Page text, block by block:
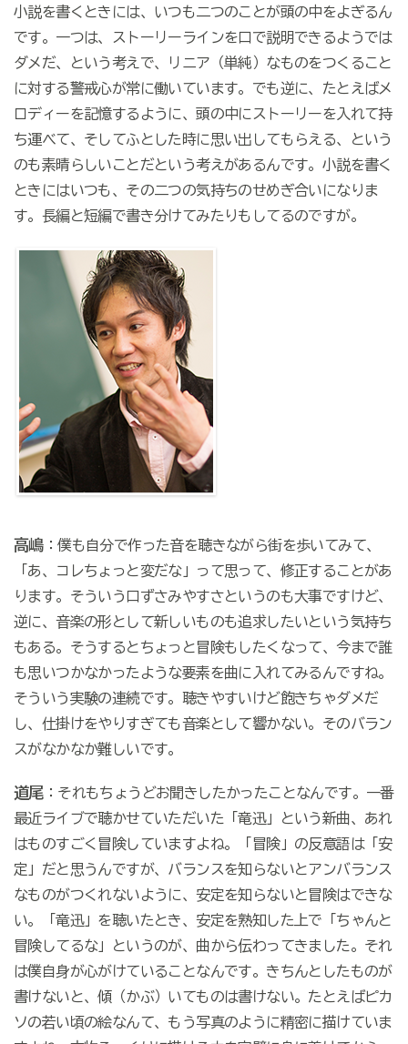
小説を書くときには、いつも二つのことが頭の中をよぎるん
です。一つは、ストーリーラインを口で説明できるようでは
ダメだ、という考えで、リニア（単純）なものをつくること
に対する警戒心が常に働いています。でも逆に、たとえばメ
ロディーを記憶するように、頭の中にストーリーを入れて持
ち運べて、そしてふとした時に思い出してもらえる、という
のも素晴らしいことだという考えがあるんです。小説を書く
ときにはいつも、その二つの気持ちのせめぎ合いになりま
す。長編と短編で書き分けてみたりもしてるのですが。
高嶋：僕も自分で作った音を聴きながら街を歩いてみて、
「あ、コレちょっと変だな」って思って、修正することがあ
ります。そういう口ずさみやすさというのも大事ですけど、
逆に、音楽の形として新しいものも追求したいという気持ち
もある。そうするとちょっと冒険もしたくなって、今まで誰
も思いつかなかったような要素を曲に入れてみるんですね。
そういう実験の連続です。聴きやすいけど飽きちゃダメだ
し、仕掛けをやりすぎても音楽として響かない。そのバラン
スがなかなか難しいです。
道尾：それもちょうどお聞きしたかったことなんです。一番
最近ライブで聴かせていただいた「竜迅」という新曲、あれ
はものすごく冒険していますよね。「冒険」の反意語は「安
定」だと思うんですが、バランスを知らないとアンバランス
なものがつくれないように、安定を知らないと冒険はできな
い。「竜迅」を聴いたとき、安定を熟知した上で「ちゃんと
冒険してるな」というのが、曲から伝わってきました。それ
は僕自身が心がけていることなんです。きちんとしたものが
書けないと、傾（かぶ）いてものは書けない。たとえばピカ
ソの若い頃の絵なんて、もう写真のように精密に描けていま